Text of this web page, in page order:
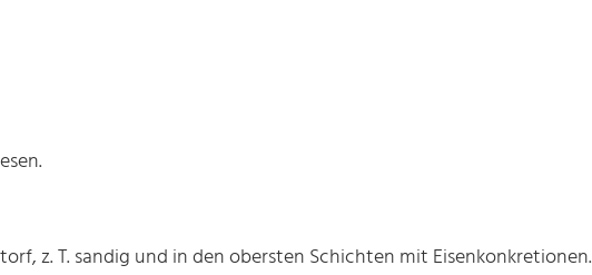
z. T. sandig und in den obersten Schichten mit Eisenkonkretionen.